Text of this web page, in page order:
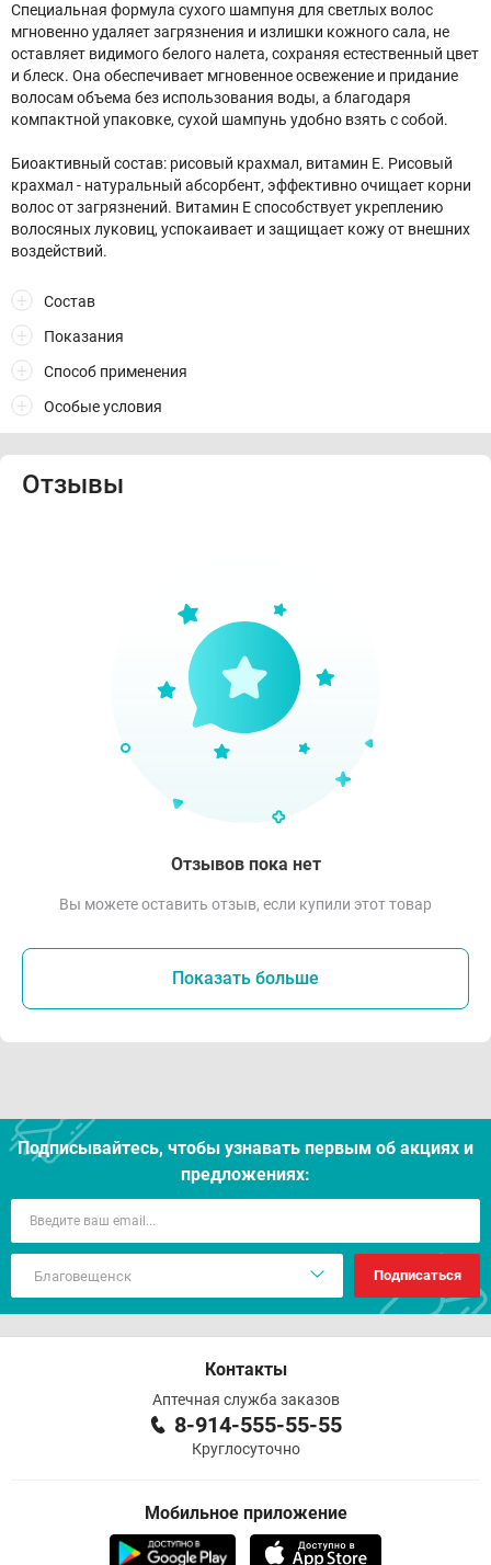
Специальная формула сухого шампуня для светлых волос
мгновенно удаляет загрязнения и излишки кожного сала, не
оставляет видимого белого налета, сохраняя естественный цвет
и блеск. Она обеспечивает мгновенное освежение и придание
волосам объема без использования воды, а благодаря
компактной упаковке, сухой шампунь удобно взять с собой.
Биоактивный состав: рисовый крахмал, витамин E. Рисовый
крахмал - натуральный абсорбент, эффективно очищает корни
волос от загрязнений. Витамин E способствует укреплению
волосяных луковиц, успокаивает и защищает кожу от внешних
воздействий.
Состав
Показания
Способ применения
Особые условия
Отзывы
Отзывов пока нет
Вы можете оставить отзыв, если купили этот товар
Показать больше
Подписывайтесь, чтобы узнавать первым об акцияx и
предложениях:
Подписаться
Контакты
Аптечная служба заказов
8-914-555-55-55
Круглосуточно
Мобильное приложение